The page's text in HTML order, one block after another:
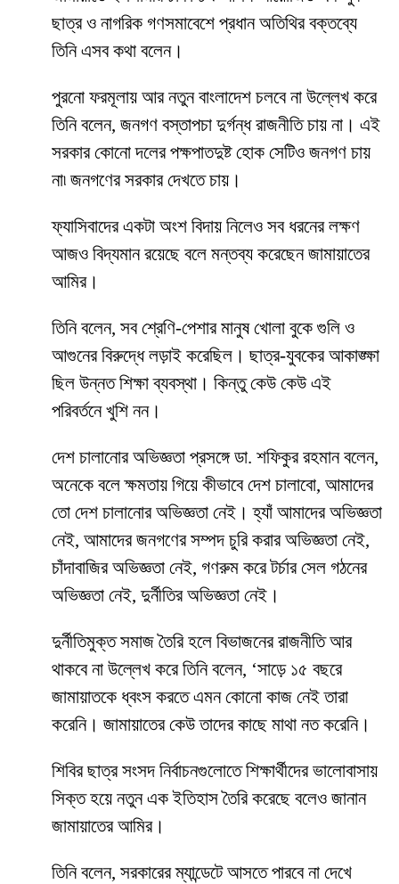
ছাত্র ও নাগরিক গণসমাবেশে প্রধান অতিথির বক্তব্যে
তিনি এসব কথা বলেন।
পুরনো ফরমূলায় আর নতুন বাংলাদেশ চলবে না উল্লেখ করে
তিনি বলেন, জনগণ বস্তাপচা দুর্গন্ধ রাজনীতি চায় না। এই
সরকার কোনো দলের পক্ষপাতদুষ্ট হোক সেটিও জনগণ চায়
না৷ জনগণের সরকার দেখতে চায়।
ফ্যাসিবাদের একটা অংশ বিদায় নিলেও সব ধরনের লক্ষণ
আজও বিদ্যমান রয়েছে বলে মন্তব্য করেছেন জামায়াতের
আমির।
তিনি বলেন, সব শ্রেণি-পেশার মানুষ খোলা বুকে গুলি ও
আগুনের বিরুদ্ধে লড়াই করেছিল। ছাত্র-যুবকের আকাঙ্ক্ষা
ছিল উন্নত শিক্ষা ব্যবস্থা। কিন্তু কেউ কেউ এই
পরিবর্তনে খুশি নন।
দেশ চালানোর অভিজ্ঞতা প্রসঙ্গে ডা. শফিকুর রহমান বলেন,
অনেকে বলে ক্ষমতায় গিয়ে কীভাবে দেশ চালাবো, আমাদের
তো দেশ চালানোর অভিজ্ঞতা নেই। হ্যাঁ আমাদের অভিজ্ঞতা
নেই, আমাদের জনগণের সম্পদ চুরি করার অভিজ্ঞতা নেই,
চাঁদাবাজির অভিজ্ঞতা নেই, গণরুম করে টর্চার সেল গঠনের
অভিজ্ঞতা নেই, দুর্নীতির অভিজ্ঞতা নেই।
দুর্নীতিমুক্ত সমাজ তৈরি হলে বিভাজনের রাজনীতি আর
থাকবে না উল্লেখ করে তিনি বলেন, ‘সাড়ে ১৫ বছরে
জামায়াতকে ধ্বংস করতে এমন কোনো কাজ নেই তারা
করেনি। জামায়াতের কেউ তাদের কাছে মাথা নত করেনি।
শিবির ছাত্র সংসদ নির্বাচনগুলোতে শিক্ষার্থীদের ভালোবাসায়
সিক্ত হয়ে নতুন এক ইতিহাস তৈরি করেছে বলেও জানান
জামায়াতের আমির।
তিনি বলেন, সরকারের ম্যান্ডেটে আসতে পারবে না দেখে